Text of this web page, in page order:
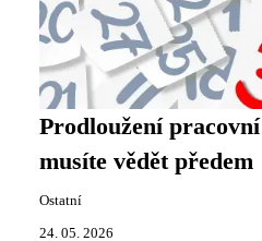
Prodloužení
musíte vědět předem
Ostatní
24. 05. 2026